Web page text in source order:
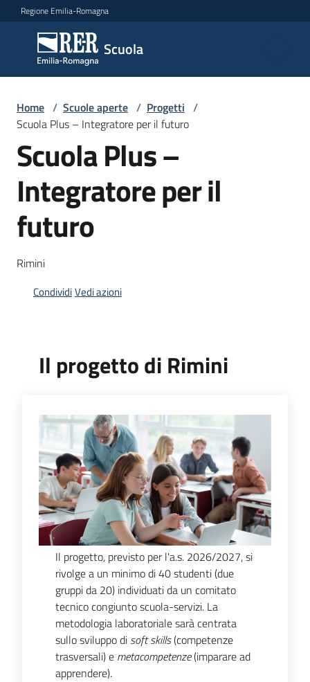
Vai al contenuto
Vai alla navigazione
Vai al footer
Regione Emilia-Romagna
Scuola
Scuola
Argomenti
Novità
Servizi
Leggi,
atti
programmi
Seguici
Home / Scuole aperte / Progetti /
Scuola Plus – Integratore per il futuro
Scuola Plus –
Integratore per il
futuro
Rimini
CondividiVedi azioni
Il progetto di Rimini
Il progetto, previsto per l'a.s. 2026/2027, si
rivolge a un minimo di 40 studenti (due
gruppi da 20) individuati da un comitato
tecnico congiunto scuola-servizi. La
metodologia laboratoriale sarà centrata
sullo sviluppo di soft skills(competenze
trasversali) e metacompetenze(imparare ad
apprendere).